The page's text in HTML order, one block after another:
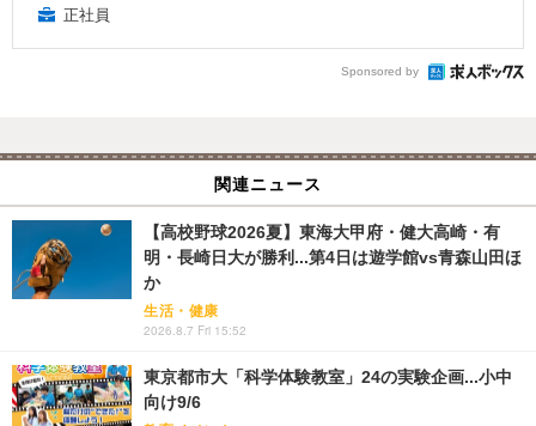
正社員
Sponsored by
関連ニュース
【高校野球2026夏】東海大甲府・健大高崎・有
明・長崎日大が勝利...第4日は遊学館vs青森山田ほ
か
生活・健康
2026.8.7 Fri 15:52
東京都市大「科学体験教室」24の実験企画...小中
向け9/6